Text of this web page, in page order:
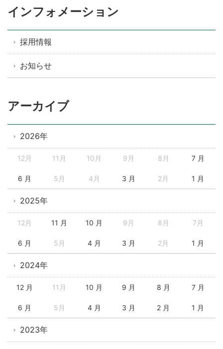
インフォメーション
採用情報
お知らせ
アーカイブ
2026年
12月 11月 10月 9月 8月 7 月
6 月 5月 4月 3 月 2月 1 月
2025年
12月 11 月 10 月 9月 8月 7月
6 月 5月 4 月 3 月 2月 1 月
2024年
12 月 11月 10 月 9 月 8 月 7 月
6 月 5月 4 月 3 月 2 月 1 月
2023年